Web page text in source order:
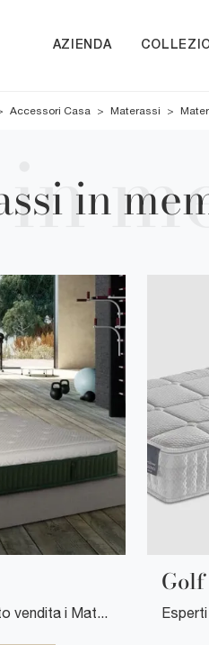
AZIENDA
Accessori Casa > Materassi >
in
Scopri nel nostro punto vendita i Materassi matrimoniali: il modello Body Trainer in memory foam ti aspetta per assicurarti il relax totale.